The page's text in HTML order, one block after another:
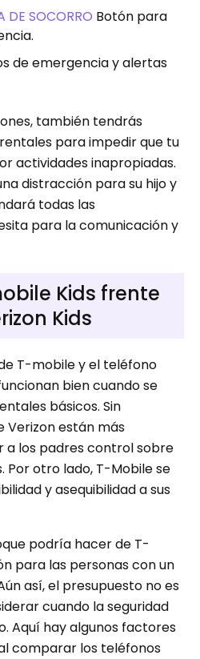
DE SOCORRO Botón para
de emergencia y alertas
también tendrás
para impedir que tu
actividades inapropiadas.
distracción para su hijo y
todas las
para la comunicación y
Kids frente
Kids
T-mobile y el teléfono
bien cuando se
básicos. Sin
Verizon están más
a los padres control sobre
Por otro lado, T-Mobile se
y asequibilidad a sus
podría hacer de T-
para las personas con un
así, el presupuesto no es
cuando la seguridad
Aquí hay algunos factores
comparar los teléfonos